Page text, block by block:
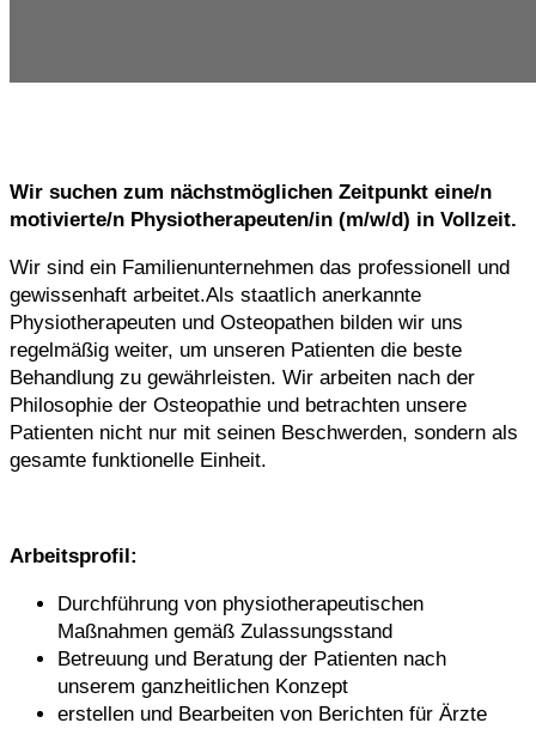
Wir suchen zum nächstmöglichen Zeitpunkt eine/n
motivierte/n Physiotherapeuten/in (m/w/d) in Vollzeit.
Wir sind ein Familienunternehmen das professionell und
gewissenhaft arbeitet.Als staatlich anerkannte
Physiotherapeuten und Osteopathen bilden wir uns
regelmäßig weiter, um unseren Patienten die beste
Behandlung zu gewährleisten. Wir arbeiten nach der
Philosophie der Osteopathie und betrachten unsere
Patienten nicht nur mit seinen Beschwerden, sondern als
gesamte funktionelle Einheit.
Arbeitsprofil:
Durchführung von physiotherapeutischen
Maßnahmen gemäß Zulassungsstand
Betreuung und Beratung der Patienten nach
unserem ganzheitlichen Konzept
erstellen und Bearbeiten von Berichten für Ärzte